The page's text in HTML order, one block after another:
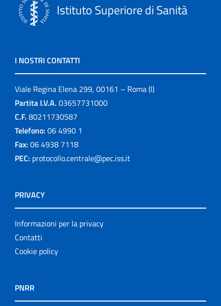
Istituto Superiore di Sanità
I NOSTRI CONTATTI
Viale Regina Elena 299, 00161 – Roma (I)
Partita I.V.A. 03657731000
C.F. 80211730587
Telefono: 06 4990 1
Fax: 06 4938 7118
PEC: protocollo.centrale@pec.iss.it
PRIVACY
Informazioni per la privacy
Contatti
Cookie policy
PNRR